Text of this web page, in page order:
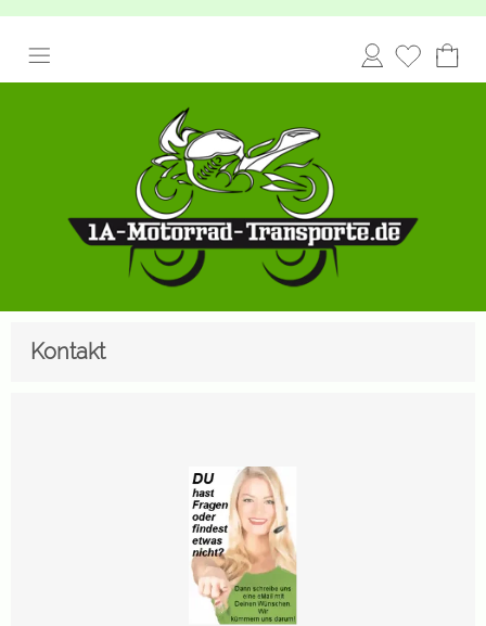
Anmelden
Kontakt